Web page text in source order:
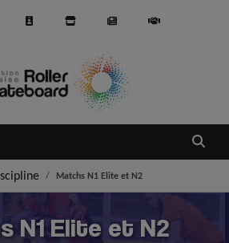
Ouvrir
Matchs N1 Elite et N2
N1 Elite et N2